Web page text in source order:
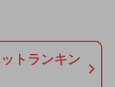
トランキン